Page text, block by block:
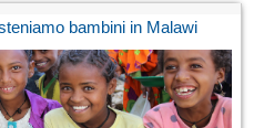
bambini in Malawi